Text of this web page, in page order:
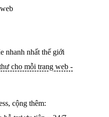
nhanh nhất thế giới
cho mỗi trang web -
cộng thêm: